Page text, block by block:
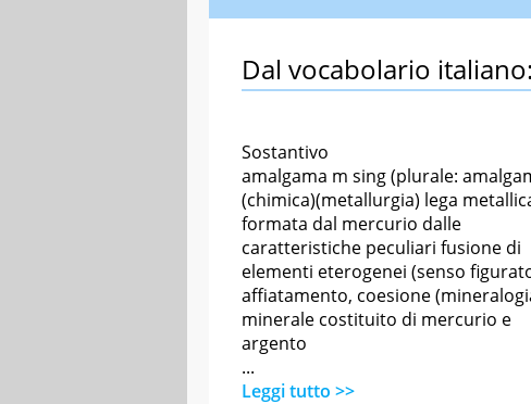
Dal vocabolario italiano:
Sostantivo
amalgama m sing (plurale:
(chimica)(metallurgia) lega
formata dal mercurio dalle
caratteristiche peculiari fusione di
elementi eterogenei (senso
affiatamento, coesione
minerale costituito di mercurio e
argento
...
Leggi tutto >>